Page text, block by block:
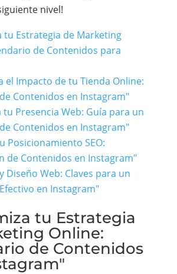
nivel!
tu Estrategia de Marketing
de Contenidos para
el Impacto de tu Tienda Online:
Contenidos en Instagram"
tu Presencia Web: Guía para un
Contenidos en Instagram"
Posicionamiento SEO:
de Contenidos en Instagram"
Diseño Web: Claves para un
en Instagram"
tu Estrategia
Online:
de Contenidos